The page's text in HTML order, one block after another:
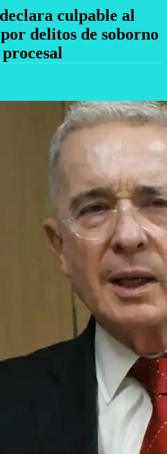
culpable al
delitos de soborno